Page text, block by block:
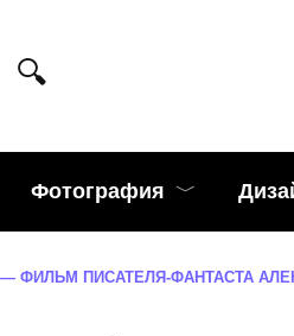
Фотография
— ФИЛЬМ ПИСАТЕЛЯ-ФАНТАСТА